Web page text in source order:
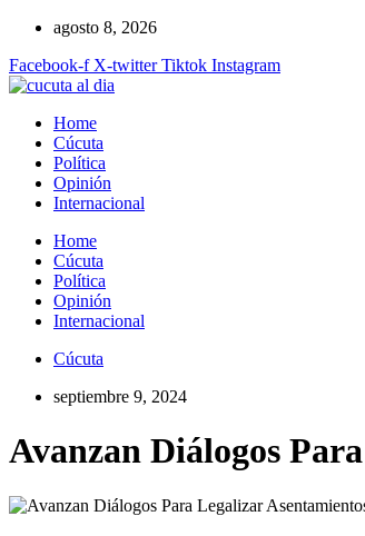
contenido
agosto 8, 2026
Facebook-f X-twitter Tiktok Instagram
Home
Cúcuta
Política
Opinión
Internacional
Home
Cúcuta
Política
Opinión
Internacional
Cúcuta
septiembre 9, 2024
Avanzan Diálogos